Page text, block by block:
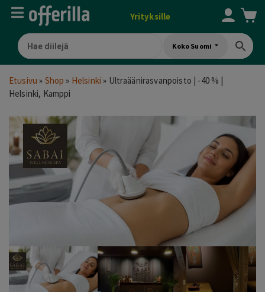
Yrityksille
Koko Suomi
Etusivu » Shop » Helsinki » Ultraäänirasvanpoisto | -40 % |
Helsinki, Kamppi